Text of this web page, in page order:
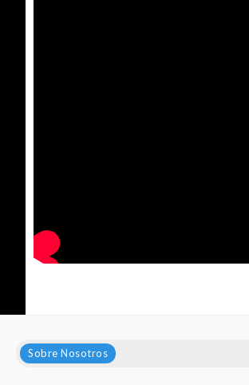
Sobre Nosotros